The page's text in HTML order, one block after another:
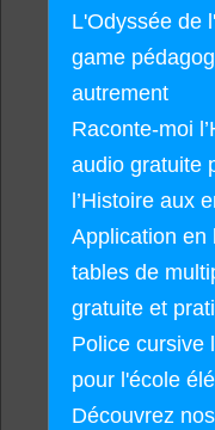
L'Odyssée de
game
autrement
Raconte-moi
audio gratuite
l’Histoire aux
Application en
tables de
gratuite et
Police cursive
pour l'école
Découvrez